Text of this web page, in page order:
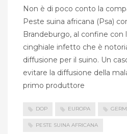
Non è di poco conto la
Peste suina africana (Psa)
Brandeburgo, al confine con
cinghiale infetto che è
diffusione per il suino. Un
evitare la diffusione della
primo produttore
DOP EUROPA
PESTE SUINA AFRICANA